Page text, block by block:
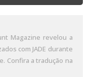
Magazine revelou a
com JADE durante
Confira a tradução na